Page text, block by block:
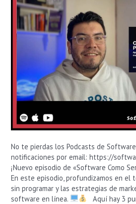
No te pierdas los Podcasts de
notificaciones por email: https://
¡Nuevo episodio de «Software Como
En este episodio, profundizamos en el
sin programar y las estrategias de
software en línea.
Aquí hay 3
Generador
QR